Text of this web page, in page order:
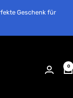
Geschenk für
0